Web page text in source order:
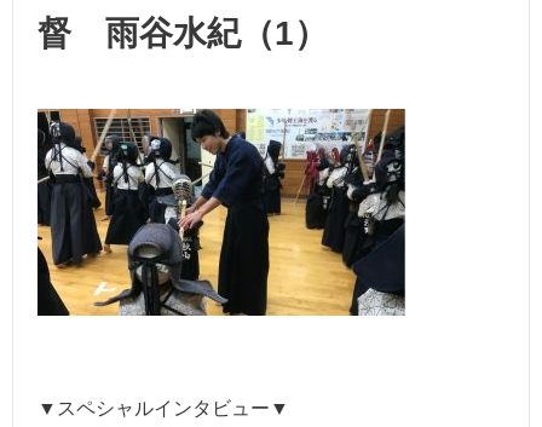
督 雨谷水紀（1）
▼スペシャルインタビュー▼